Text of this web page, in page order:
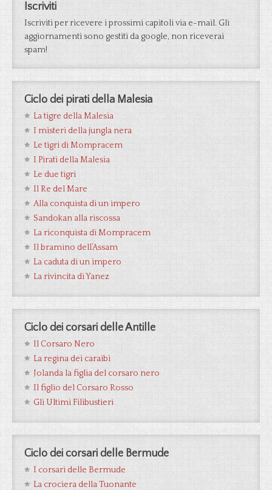
Iscriviti
Iscriviti per ricevere i prossimi capitoli via e-mail. Gli
aggiornamenti sono gestiti da google, non riceverai
spam!
Ciclo dei pirati della Malesia
La tigre della Malesia
I misteri della jungla nera
Le tigri di Mompracem
I Pirati della Malesia
Le due tigri
Il Re del Mare
Alla conquista di un impero
Sandokan alla riscossa
La riconquista di Mompracem
Il bramino dell’Assam
La caduta di un impero
La rivincita di Yanez
Ciclo dei corsari delle Antille
Il Corsaro Nero
La regina dei caraibi
Jolanda la figlia del corsaro nero
Il figlio del Corsaro Rosso
Gli Ultimi Filibustieri
Ciclo dei corsari delle Bermude
I corsari delle Bermude
La crociera della Tuonante